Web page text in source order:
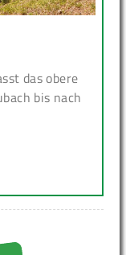
das obere
bis nach